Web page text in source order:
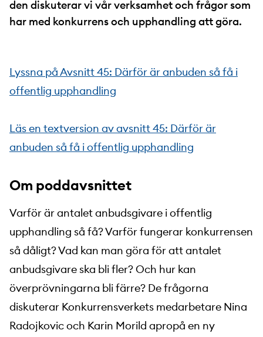
den diskuterar vi vår verksamhet och frågor som
har med konkurrens och upphandling att göra.
Lyssna på Avsnitt 45: Därför är anbuden så få i
offentlig upphandling
Läs en textversion av avsnitt 45: Därför är
anbuden så få i offentlig upphandling
Om poddavsnittet
Varför är antalet anbudsgivare i offentlig
upphandling så få? Varför fungerar konkurrensen
så dåligt? Vad kan man göra för att antalet
anbudsgivare ska bli fler? Och hur kan
överprövningarna bli färre? De frågorna
diskuterar Konkurrensverkets medarbetare Nina
Radojkovic och Karin Morild apropå en ny